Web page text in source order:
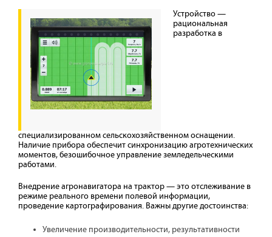
Устройство —
рациональная
разработка в
специализированном сельскохозяйственном оснащении.
Наличие прибора обеспечит синхронизацию агротехнических
моментов, безошибочное управление земледельческими
работами.
Внедрение агронавигатора на трактор — это отслеживание в
режиме реального времени полевой информации,
проведение картографирования. Важны другие достоинства:
Увеличение производительности, результативности